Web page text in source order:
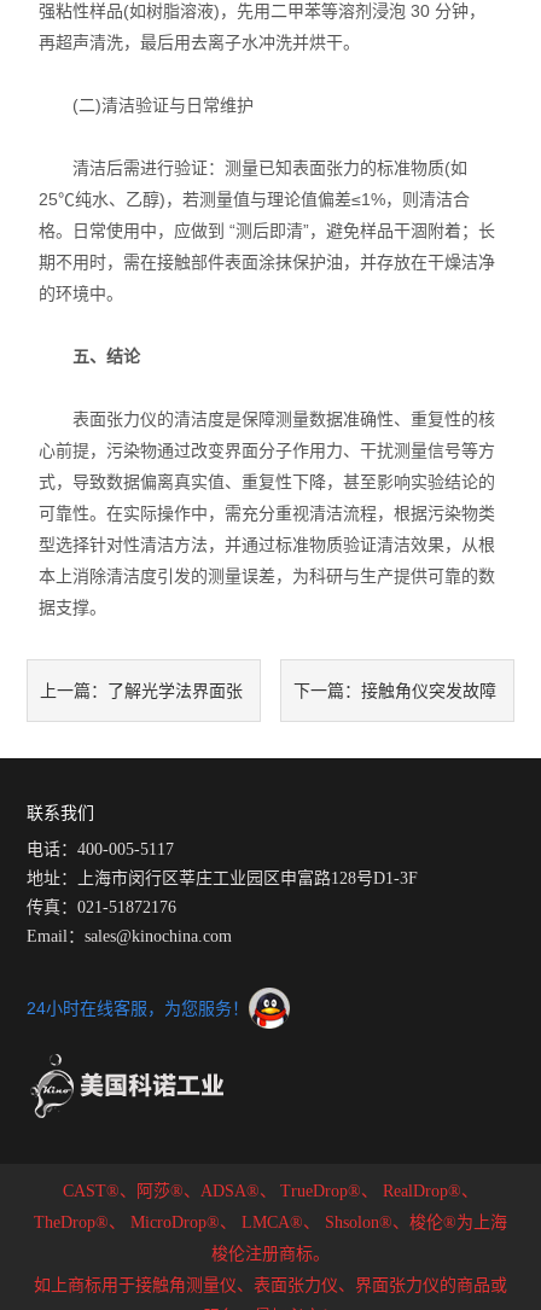
强粘性样品(如树脂溶液)，先用二甲苯等溶剂浸泡 30 分钟，
再超声清洗，最后用去离子水冲洗并烘干。
(二)清洁验证与日常维护
清洁后需进行验证：测量已知表面张力的标准物质(如
25℃纯水、乙醇)，若测量值与理论值偏差≤1%，则清洁合
格。日常使用中，应做到 “测后即清”，避免样品干涸附着；长
期不用时，需在接触部件表面涂抹保护油，并存放在干燥洁净
的环境中。
五、结论
表面张力仪的清洁度是保障测量数据准确性、重复性的核
心前提，污染物通过改变界面分子作用力、干扰测量信号等方
式，导致数据偏离真实值、重复性下降，甚至影响实验结论的
可靠性。在实际操作中，需充分重视清洁流程，根据污染物类
型选择针对性清洁方法，并通过标准物质验证清洁效果，从根
本上消除清洁度引发的测量误差，为科研与生产提供可靠的数
据支撑。
上一篇： 了解光学法界面张
更好的使用它
下一篇： 接触角仪突发故障
联系我们
电话：400-005-5117
地址：上海市闵行区莘庄工业园区申富路128号D1-3F
传真：021-51872176
Email：sales@kinochina.com
24小时在线客服，为您服务！
CAST®、阿莎®、ADSA®、 TrueDrop®、
RealDrop®、
TheDrop®、
MicroDrop®、 LMCA®、
Shsolon®、梭伦®为上海
梭伦注册商标。
如上商标用于接触角测量仪、表面张力仪、界面张力仪的商品或